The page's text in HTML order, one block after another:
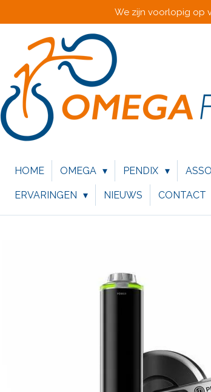
We zijn voorlopig op
HOME OMEGA PENDIX
ERVARINGEN NIEUWS CONTACT